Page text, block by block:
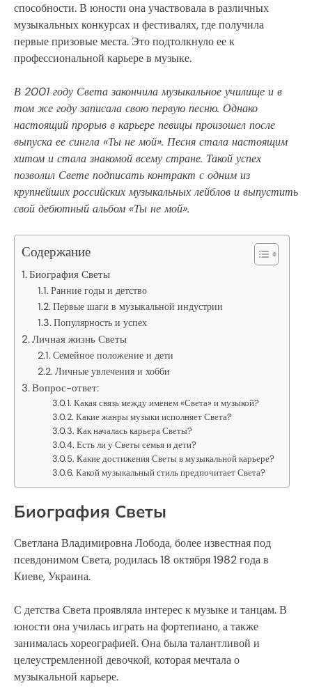
способности. В юности она участвовала в различных
музыкальных конкурсах и фестивалях, где получила
первые призовые места. Это подтолкнуло ее к
профессиональной карьере в музыке.
В 2001 году Света закончила музыкальное училище и в
том же году записала свою первую песню. Однако
настоящий прорыв в карьере певицы произошел после
выпуска ее сингла «Ты не мой». Песня стала настоящим
хитом и стала знакомой всему стране. Такой успех
позволил Свете подписать контракт с одним из
крупнейших российских музыкальных лейблов и выпустить
свой дебютный альбом «Ты не мой».
Содержание
Биография Светы
Ранние годы и детство
Первые шаги в музыкальной индустрии
Популярность и успех
Личная жизнь Светы
Семейное положение и дети
Личные увлечения и хобби
Вопрос-ответ:
Какая связь между именем «Света» и музыкой?
Какие жанры музыки исполняет Света?
Как началась карьера Светы?
Есть ли у Светы семья и дети?
Какие достижения Светы в музыкальной карьере?
Какой музыкальный стиль предпочитает Света?
Биография Светы
Светлана Владимировна Лобода, более известная под
псевдонимом Света, родилась 18 октября 1982 года в
Киеве, Украина.
С детства Света проявляла интерес к музыке и танцам. В
юности она училась играть на фортепиано, а также
занималась хореографией. Она была талантливой и
целеустремленной девочкой, которая мечтала о
музыкальной карьере.